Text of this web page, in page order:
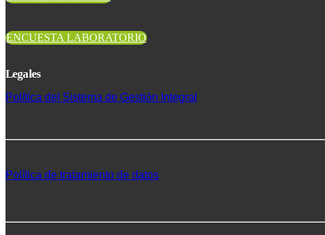
ENCUESTA LABORATORIO
Legales
Política del Sistema de Gestión Integral
Política de tratamiento de datos